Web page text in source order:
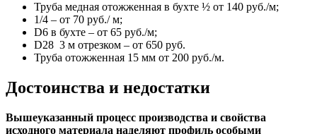
Труба медная отожженная в бухте ½ от 140 руб./м;
1/4 – от 70 руб./ м;
D6 в бухте – от 65 руб./м;
D28 3 м отрезком – от 650 руб.
Труба отожженная 15 мм от 200 руб./м.
Достоинства и недостатки
Вышеуказанный процесс производства и свойства
исходного материала наделяют профиль особыми